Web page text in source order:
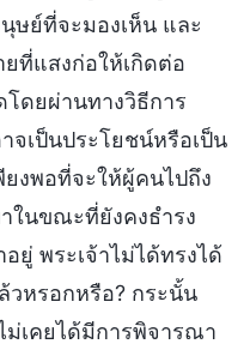
ษย์ที่จะมองเห็น และ
ยที่แสงก่อให้เกิดต่อ
ดยผ่านทางวิธีการ
จเป็นประโยชน์หรือเป็น
งพอที่จะให้ผู้คนไปถึง
ในขณะที่ยังคงธำรง
ยู่ พระเจ้าไม่ได้ทรงได้
หรอกหรือ? กระนั้น
เคยได้มีการพิจารณา